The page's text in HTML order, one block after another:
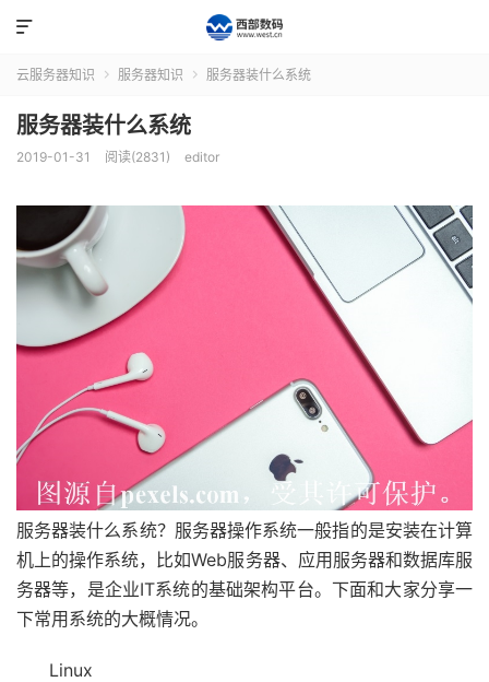

云服务器知识  服务器知识  服务器装什么系统
服务器装什么系统
2019-01-31 阅读(2831) editor
服务器装什么系统？服务器操作系统一般指的是安装在计算
机上的操作系统，比如Web服务器、应用服务器和数据库服
务器等，是企业IT系统的基础架构平台。下面和大家分享一
下常用系统的大概情况。
Linux